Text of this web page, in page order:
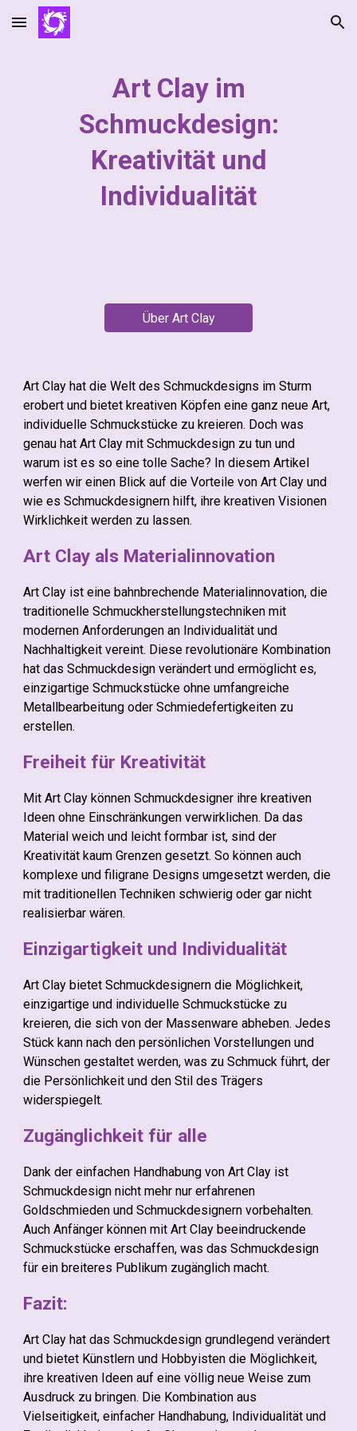
Skip to main content Skip to navigation
Art Clay im
Schmuckdesign:
Kreativität und
Individualität
Über Art Clay
Art Clay hat die Welt des Schmuckdesigns im Sturm
erobert und bietet kreativen Köpfen eine ganz neue Art,
individuelle Schmuckstücke zu kreieren. Doch was
genau hat Art Clay mit Schmuckdesign zu tun und
warum ist es so eine tolle Sache? In diesem Artikel
werfen wir einen Blick auf die Vorteile von Art Clay und
wie es Schmuckdesignern hilft, ihre kreativen Visionen
Wirklichkeit werden zu lassen.
Art Clay als Materialinnovation
Art Clay ist eine bahnbrechende Materialinnovation, die
traditionelle Schmuckherstellungstechniken mit
modernen Anforderungen an Individualität und
Nachhaltigkeit vereint. Diese revolutionäre Kombination
hat das Schmuckdesign verändert und ermöglicht es,
einzigartige Schmuckstücke ohne umfangreiche
Metallbearbeitung oder Schmiedefertigkeiten zu
erstellen.
Freiheit für Kreativität
Mit Art Clay können Schmuckdesigner ihre kreativen
Ideen ohne Einschränkungen verwirklichen. Da das
Material weich und leicht formbar ist, sind der
Kreativität kaum Grenzen gesetzt. So können auch
komplexe und filigrane Designs umgesetzt werden, die
mit traditionellen Techniken schwierig oder gar nicht
realisierbar wären.
Einzigartigkeit und Individualität
Art Clay bietet Schmuckdesignern die Möglichkeit,
einzigartige und individuelle Schmuckstücke zu
kreieren, die sich von der Massenware abheben. Jedes
Stück kann nach den persönlichen Vorstellungen und
Wünschen gestaltet werden, was zu Schmuck führt, der
die Persönlichkeit und den Stil des Trägers
widerspiegelt.
Zugänglichkeit für alle
Dank der einfachen Handhabung von Art Clay ist
Schmuckdesign nicht mehr nur erfahrenen
Goldschmieden und Schmuckdesignern vorbehalten.
Auch Anfänger können mit Art Clay beeindruckende
Schmuckstücke erschaffen, was das Schmuckdesign
für ein breiteres Publikum zugänglich macht.
Fazit:
Art Clay hat das Schmuckdesign grundlegend verändert
und bietet Künstlern und Hobbyisten die Möglichkeit,
ihre kreativen Ideen auf eine völlig neue Weise zum
Ausdruck zu bringen. Die Kombination aus
Vielseitigkeit, einfacher Handhabung, Individualität und